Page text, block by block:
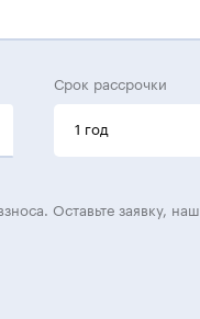
Срок рассрочки
1 год
Оставьте заявку, наш